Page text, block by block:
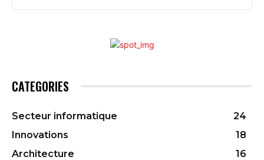
CATEGORIES
Secteur informatique
24
Innovations
18
Architecture
16